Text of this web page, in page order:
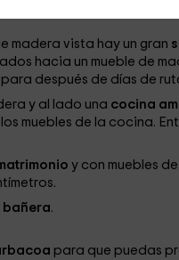
madera vista hay un gran
hacia un mueble de
para después de días de
y al lado una cocina
muebles de la cocina.
y con muebles
bañera.
para que puedas